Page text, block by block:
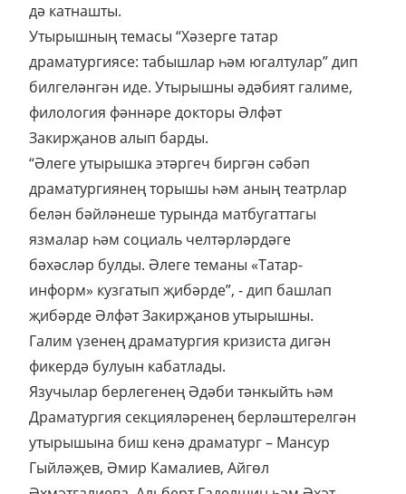
дә катнашты.
Утырышның темасы “Хәзерге татар
драматургиясе: табышлар һәм югалтулар” дип
билгеләнгән иде. Утырышны әдәбият галиме,
филология фәннәре докторы Әлфәт
Закирҗанов алып барды.
“Әлеге утырышка этәргеч биргән сәбәп
драматургиянең торышы һәм аның театрлар
белән бәйләнеше турында матбугаттагы
язмалар һәм социаль челтәрләрдәге
бәхәсләр булды. Әлеге теманы «Татар-
информ» кузгатып җибәрде”, - дип башлап
җибәрде Әлфәт Закирҗанов утырышны.
Галим үзенең драматургия кризиста дигән
фикердә булуын кабатлады.
Язучылар берлегенең Әдәби тәнкыйть һәм
Драматургия секцияләренең берләштерелгән
утырышына биш кенә драматург – Мансур
Гыйләҗев, Әмир Камалиев, Айгөл